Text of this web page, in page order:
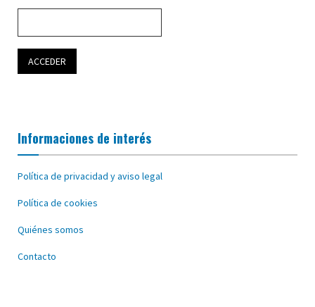
Informaciones de interés
Política de privacidad y aviso legal
Política de cookies
Quiénes somos
Contacto